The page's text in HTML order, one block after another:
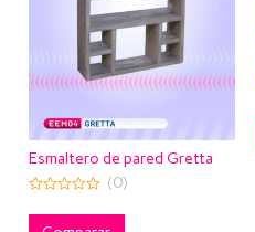
Esmaltero de pared Gretta
out
(0)